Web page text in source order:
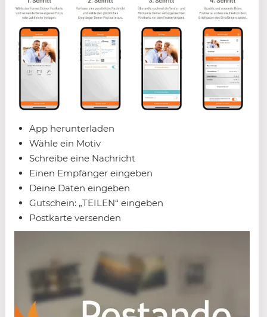
App herunterladen
Wähle ein Motiv
Schreibe eine Nachricht
Einen Empfänger eingeben
Deine Daten eingeben
Gutschein: „TEILEN“ eingeben
Postkarte versenden